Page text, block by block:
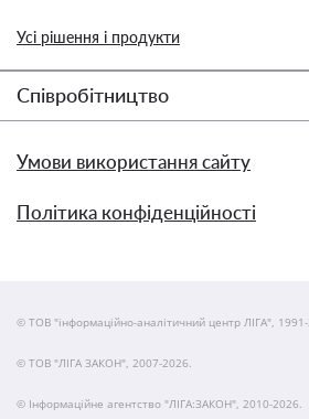
Усі рішення і продукти
Співробітництво
Умови використання сайту
Політика конфіденційності
© ТОВ "інформаційно-аналітичний центр ЛІГА",
© ТОВ "ЛІГА ЗАКОН", 2007-2026.
© Інформаційне агентство "ЛІГА:ЗАКОН", 2010-2026.